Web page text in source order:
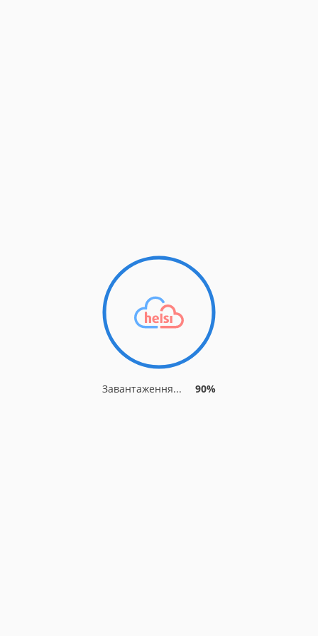
Завантаження... 90%